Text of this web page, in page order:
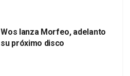
Wos lanza Morfeo, adelanto
su próximo disco